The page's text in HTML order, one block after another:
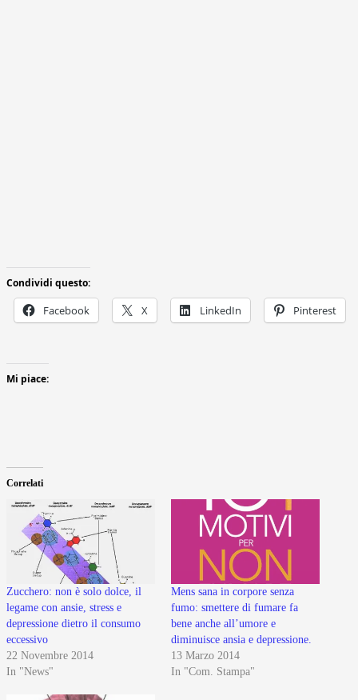
Condividi questo:
Facebook X LinkedIn Pinterest
Mi piace:
Correlati
Zucchero: non è solo dolce, il
legame con ansie, stress e
depressione dietro il consumo
eccessivo
22 Novembre 2014
In "News"
Mens sana in corpore senza
fumo: smettere di fumare fa
bene anche all’umore e
diminuisce ansia e depressione.
13 Marzo 2014
In "Com. Stampa"